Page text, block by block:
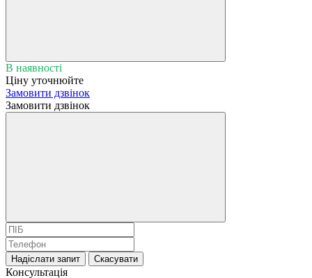
В наявності
Ціну уточнюйте
Замовити дзвінок
Замовити дзвінок
Надіслати запит Скасувати
Консультація